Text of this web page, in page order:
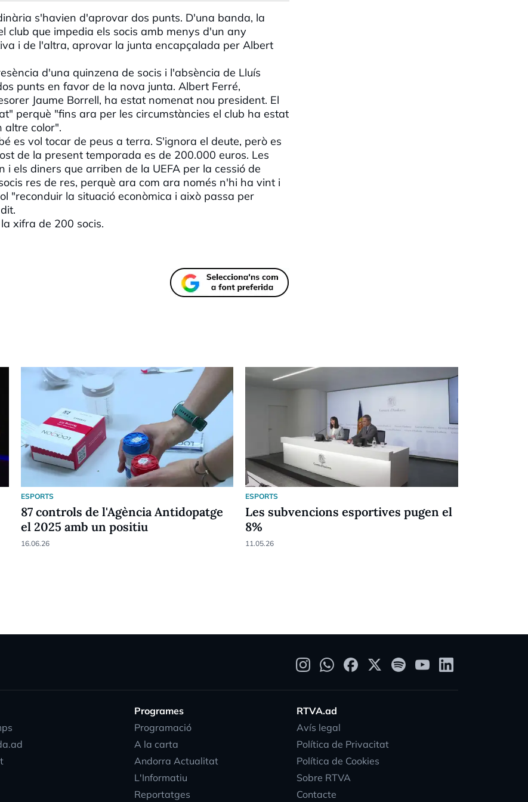
s'havien d'aprovar dos punts. D'una banda, la
club que impedia els socis amb menys d'un any
i de l'altra, aprovar la junta encapçalada per Albert
d'una quinzena de socis i l'absència de Lluís
punts en favor de la nova junta. Albert Ferré,
Jaume Borrell, ha estat nomenat nou president. El
perquè "fins ara per les circumstàncies el club ha estat
altre color".
es vol tocar de peus a terra. S'ignora el deute, però es
de la present temporada es de 200.000 euros. Les
els diners que arriben de la UEFA per la cessió de
res de res, perquè ara com ara només n'hi ha vint i
"reconduir la situació econòmica i això passa per
xifra de 200 socis.
ESPORTS
87 controls de l'Agència Antidopatge
el 2025 amb un positiu
16.06.26
ESPORTS
Les subvencions esportives pugen el
8%
11.05.26
Programes
Programació
A la carta
Andorra Actualitat
L'Informatiu
Reportatges
RTVA.ad
Avís legal
Política de Privacitat
Política de Cookies
Sobre RTVA
Contacte